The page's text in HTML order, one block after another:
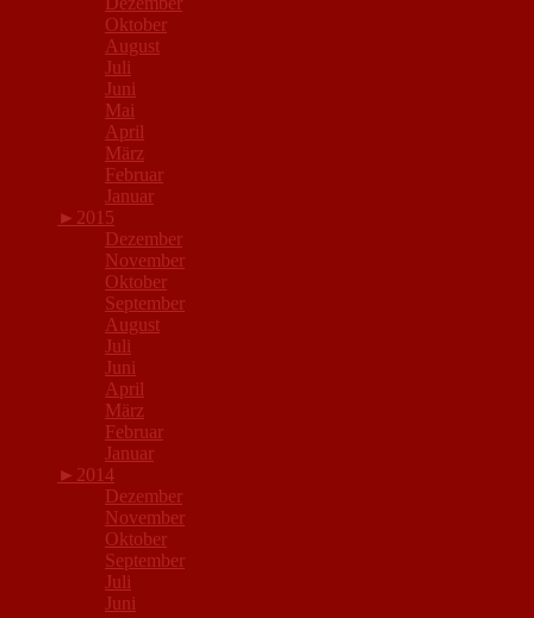
Oktober
August
Juli
Juni
Mai
April
März
Februar
Januar
► 2015
Dezember
November
Oktober
September
August
Juli
Juni
April
März
Februar
Januar
► 2014
Dezember
November
Oktober
September
Juli
Juni